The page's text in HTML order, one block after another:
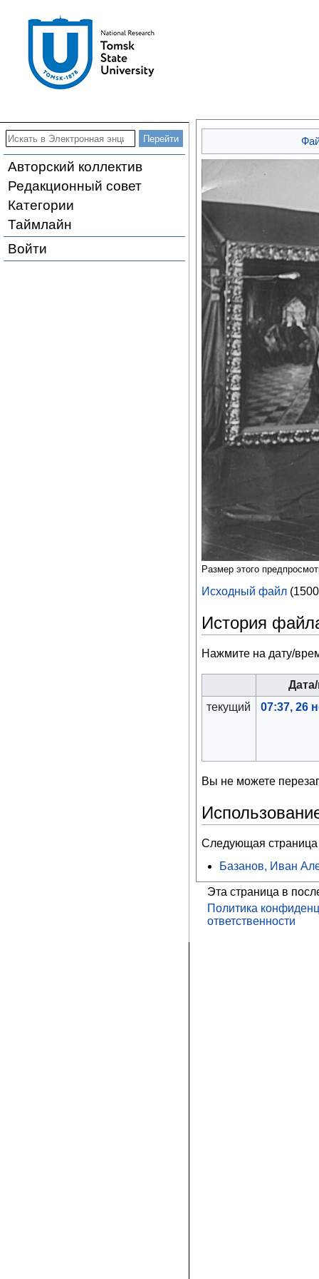
Авторский коллектив
Редакционный совет
Категории
Таймлайн
Войти
Размер этого
Исходный файл‎
История
Нажмите на дату/
текущий
07:37, 26
Вы не можете
Следующая страница
Базанов, Иван
Эта страница в
Политика
ответственности